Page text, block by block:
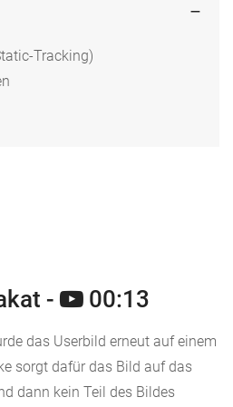
Tracking)
- 00:13
das Userbild erneut auf einem
sorgt dafür das Bild auf das
dann kein Teil des Bildes